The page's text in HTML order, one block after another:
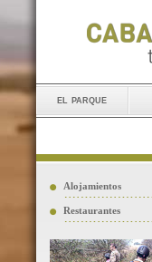
el parque
Alojamientos
Restaurantes